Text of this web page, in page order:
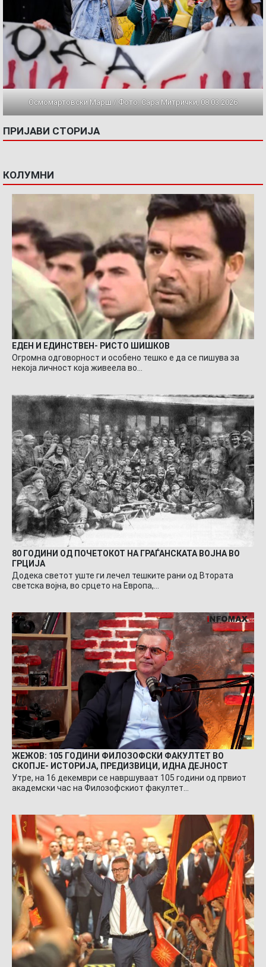
Осмомартовски Марш / Фото: Сара Митрички, 08.03.2026
ПРИЈАВИ СТОРИЈА
КОЛУМНИ
ЕДЕН И ЕДИНСТВЕН- РИСТО ШИШКОВ
Огромна одговорност и особено тешко е да се пишува за
некоја личност која живеела во…
80 ГОДИНИ ОД ПОЧЕТОКОТ НА ГРАЃАНСКАТА ВОЈНА ВО
ГРЦИЈА
Додека светот уште ги лечел тешките рани од Втората
светска војна, во срцето на Европа,…
ЖЕЖОВ: 105 ГОДИНИ ФИЛОЗОФСКИ ФАКУЛТЕТ ВО
СКОПЈЕ- ИСТОРИЈА, ПРЕДИЗВИЦИ, ИДНА ДЕЈНОСТ
Утре, на 16 декември се навршуваат 105 години од првиот
академски час на Филозофскиот факултет…